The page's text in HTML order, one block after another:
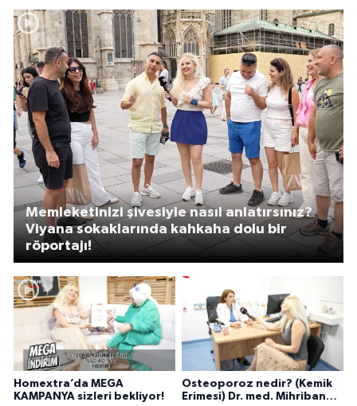
Homextra’da MEGA
KAMPANYA sizleri bekliyor!
Osteoporoz nedir? (Kemik
Erimesi) Dr. med. Mihriban
Memleketinizi şivesiyle nasıl anlatırsınız?
Viyana sokaklarında kahkaha dolu bir
röportajı!